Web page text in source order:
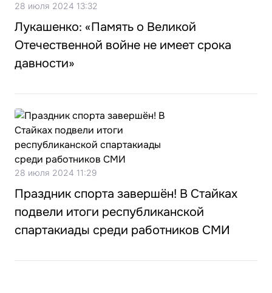
28 июля 2024 13:32
Лукашенко: «Память о Великой
Отечественной войне не имеет срока
давности»
28 июля 2024 11:29
Праздник спорта завершён! В Стайках
подвели итоги республиканской
спартакиады среди работников СМИ